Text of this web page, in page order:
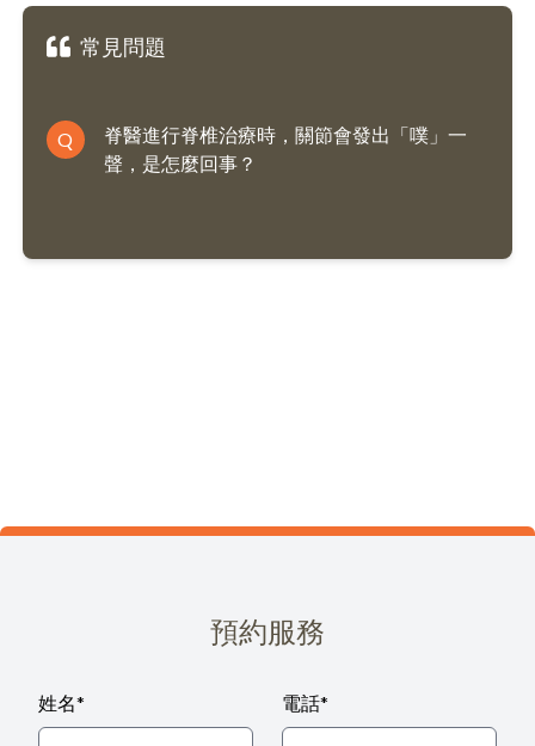
常見問題
Q
脊醫進行脊椎治療時，關節會發出「噗」一
聲，是怎麼回事？
預約服務
姓名* 電話*